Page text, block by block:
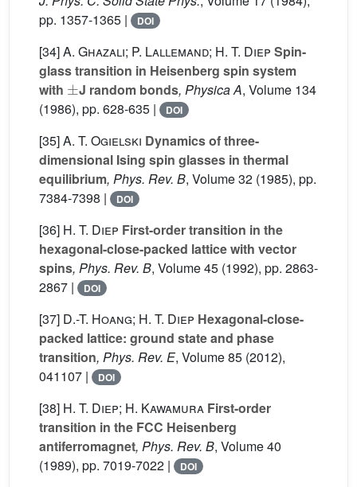
pp. 1357-1365 |
DOI
[34]A. Ghazali; P. Lallemand; H. T. Diep Spin-
glass transition in Heisenberg spin system
with
±
J random bonds, Physica A, Volume 134
(1986), pp. 628-635 |
DOI
[35]A. T. Ogielski Dynamics of three-
dimensional Ising spin glasses in thermal
equilibrium, Phys. Rev. B, Volume 32 (1985), pp.
7384-7398 |
DOI
[36] H. T. Diep First-order transition in the
hexagonal-close-packed lattice with vector
spins, Phys. Rev. B, Volume 45 (1992), pp. 2863-
2867 |
DOI
[37] D.-T. Hoang; H. T. Diep Hexagonal-close-
packed lattice: ground state and phase
transition, Phys. Rev. E, Volume 85 (2012),
041107 |
DOI
[38] H. T. Diep; H. Kawamura First-order
transition in the FCC Heisenberg
antiferromagnet, Phys. Rev. B, Volume 40
(1989), pp. 7019-7022 |
DOI